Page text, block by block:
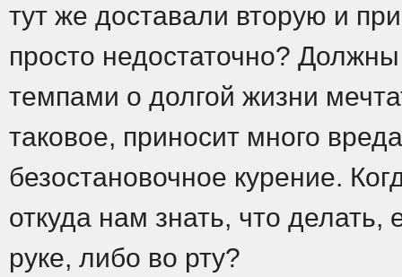
тут же доставали вторую и
просто недостаточно?
темпами о долгой жизни
таковое, приносит много
безостановочное курение.
откуда нам знать, что делать,
руке, либо во рту?